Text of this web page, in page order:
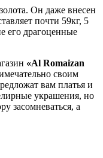
Он даже внесен
почти 59кг, 5
его драгоценные
«Al Romaizan
своим
вам платья и
украшения, но
засомневаться, а